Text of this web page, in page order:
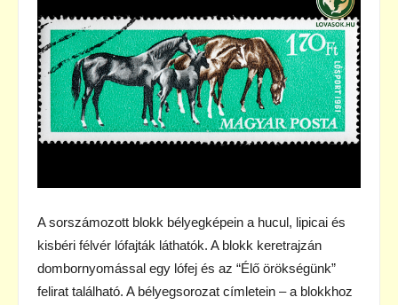
A sorszámozott blokk bélyegképein a hucul, lipicai és
kisbéri félvér lófajták láthatók. A blokk keretrajzán
dombornyomással egy lófej és az “Élő örökségünk”
felirat található. A bélyegsorozat címletein – a blokkhoz